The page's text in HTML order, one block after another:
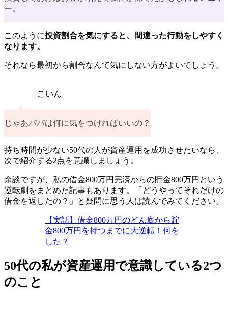
ー。
このように投資割合を気にすると、間違った行動をしやすく
なります。
それなら最初から割合なんて気にしない方がよいでしょう。
こいん
じゃあパパは何に気をつければいいの？
持ち時間が少ない50代の人が資産運用を成功させたいなら、
次で紹介する2点を意識しましょう。
余談ですが、私の借金800万円完済からの貯金800万円という
逆転劇をまとめた記事もあります。「どうやってそれだけの
借金を返したの？」と疑問に思う人は読んでみてください。
【実話】借金800万円のどん底から貯
金800万円を持つまでに大逆転！何を
した？
50代の私が資産運用で意識している2つ
のこと